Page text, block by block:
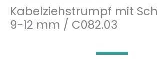
Kabelziehstrumpf mit
9-12 mm / C082.03